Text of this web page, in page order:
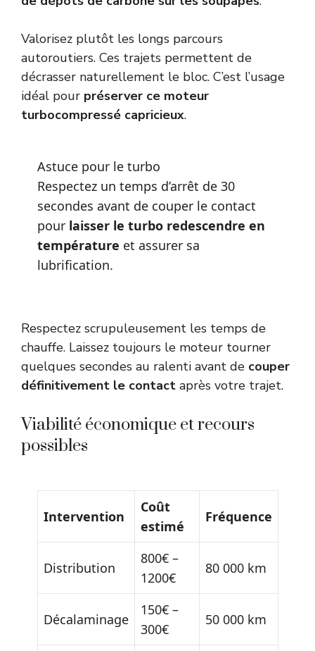
Valorisez plutôt les longs parcours
autoroutiers. Ces trajets permettent de
décrasser naturellement le bloc. C’est l’usage
idéal pour préserver ce moteur
turbocompressé capricieux.
Astuce pour le turbo
Respectez un temps d’arrêt de 30
secondes avant de couper le contact
pour laisser le turbo redescendre en
température et assurer sa
lubrification.
Respectez scrupuleusement les temps de
chauffe. Laissez toujours le moteur tourner
quelques secondes au ralenti avant de couper
définitivement le contact après votre trajet.
Viabilité économique et recours
possibles
Intervention
Coût
estimé
Fréquence
Distribution
800€ –
1200€
80 000 km
Décalaminage
150€ –
300€
50 000 km